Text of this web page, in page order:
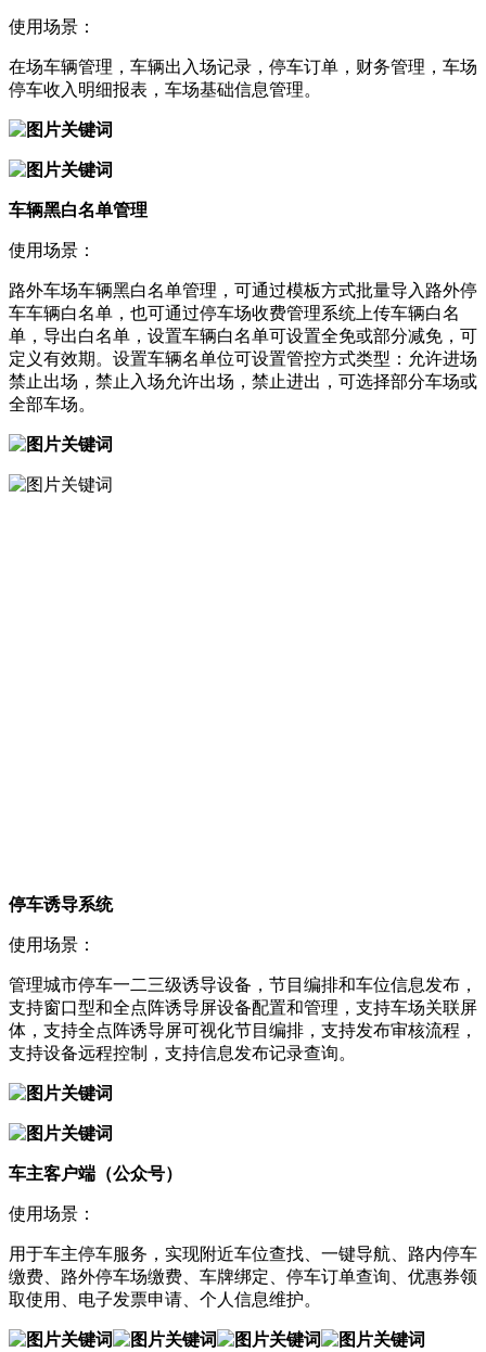
使用场景：
在场车辆管理，车辆出入场记录，停车订单，财务管理，车场
停车收入明细报表，车场基础信息管理。
车辆黑白名单管理
使用场景：
路外车场车辆黑白名单管理，可通过模板方式批量导入路外停
车车辆白名单，也可通过停车场收费管理系统上传车辆白名
单，导出白名单，设置车辆白名单可设置全免或部分减免，可
定义有效期。设置车辆名单位可设置管控方式类型：允许进场
禁止出场，禁止入场允许出场，禁止进出，可选择部分车场或
全部车场。
停车诱导系统
使用场景：
管理城市停车一二三级诱导设备，节目编排和车位信息发布，
支持窗口型和全点阵诱导屏设备配置和管理，支持车场关联屏
体，支持全点阵诱导屏可视化节目编排，支持发布审核流程，
支持设备远程控制，支持信息发布记录查询。
车主客户端（公众号）
使用场景：
用于车主停车服务，实现附近车位查找、一键导航、路内停车
缴费、路外停车场缴费、车牌绑定、停车订单查询、优惠券领
取使用、电子发票申请、个人信息维护。